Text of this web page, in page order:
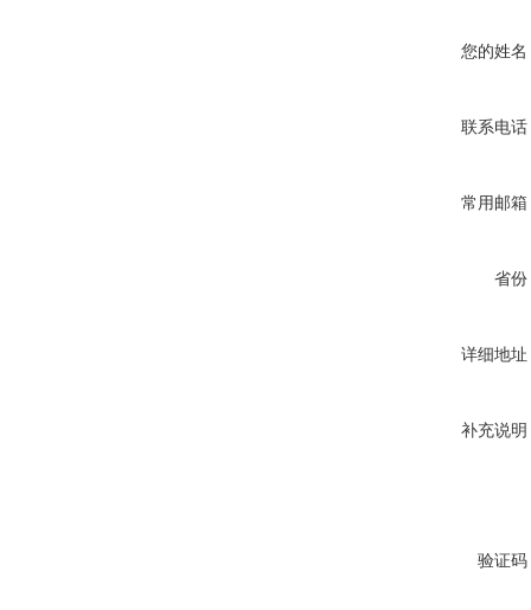
您的姓名
联系电话
常用邮箱
省份
详细地址
补充说明
验证码